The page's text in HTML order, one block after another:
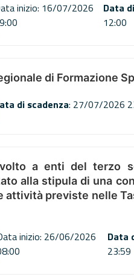
inizio: 16/07/2026
Data
12:00
di Formazione
di scadenza: 27/07/2026
a enti del terzo
alla stipula di una
previste nelle
inizio: 26/06/2026
Data
23:59